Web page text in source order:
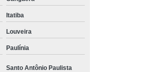
Itatiba
Louveira
Paulínia
Santo Antônio Paulista